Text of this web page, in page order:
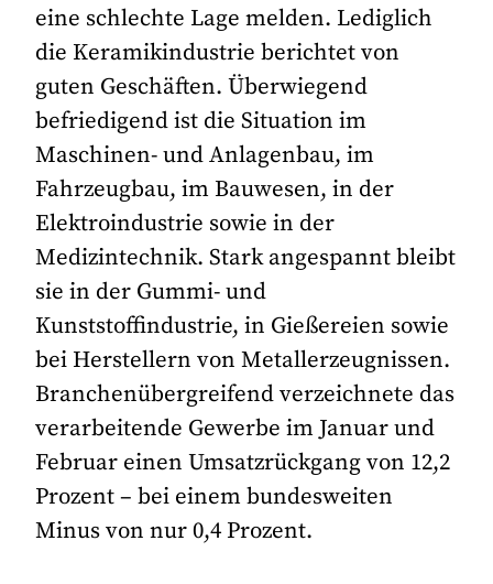
eine schlechte Lage melden. Lediglich
die Keramikindustrie berichtet von
guten Geschäften. Überwiegend
befriedigend ist die Situation im
Maschinen- und Anlagenbau, im
Fahrzeugbau, im Bauwesen, in der
Elektroindustrie sowie in der
Medizintechnik. Stark angespannt bleibt
sie in der Gummi- und
Kunststoffindustrie, in Gießereien sowie
bei Herstellern von Metallerzeugnissen.
Branchenübergreifend verzeichnete das
verarbeitende Gewerbe im Januar und
Februar einen Umsatzrückgang von 12,2
Prozent – bei einem bundesweiten
Minus von nur 0,4 Prozent.